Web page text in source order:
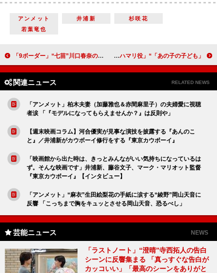
アンメット 井浦新
杉咲花
若葉竜也
「9ボーダー」“七苗”川口春奈の恋の結末に「心が満たされた」 “百合子”大政絢に「いい人過ぎる」「どうか幸せになって」の声も 「あの子の子ども」“福”桜田ひよりと“宝”細田佳央太の姿に心打たれる 「大切な内容で、いろんな感情が湧いた」「河野純喜くんがハマリ役」
関連ニュース RELATED NEWS
「アンメット」柏木夫妻（加藤雅也＆赤間麻里子）の夫婦愛に視聴
者涙 「『モデルになってもらえませんか？』は反則や」
【週末映画コラム】河合優実が見事な演技を披露する『あんのこ
と』／井浦新がカウボーイ修行をする『東京カウボーイ』
「映画館から出た時は、きっとみんながいい気持ちになっているは
ず。そんな映画です」井浦新、藤谷文子、マーク・マリオット監督
『東京カウボーイ』【インタビュー】
「アンメット」“麻衣”生田絵梨花の手紙に涙する“綾野”岡山天音に
反響 「こっちまで胸をキュッとさせる岡山天音、恐るべし」
芸能ニュース NEWS
「ラストノート」“澄晴”寺西拓人の告白
シーンに反響集まる 「真っすぐな告白が
カッコいい」「最高のシーンをありがと